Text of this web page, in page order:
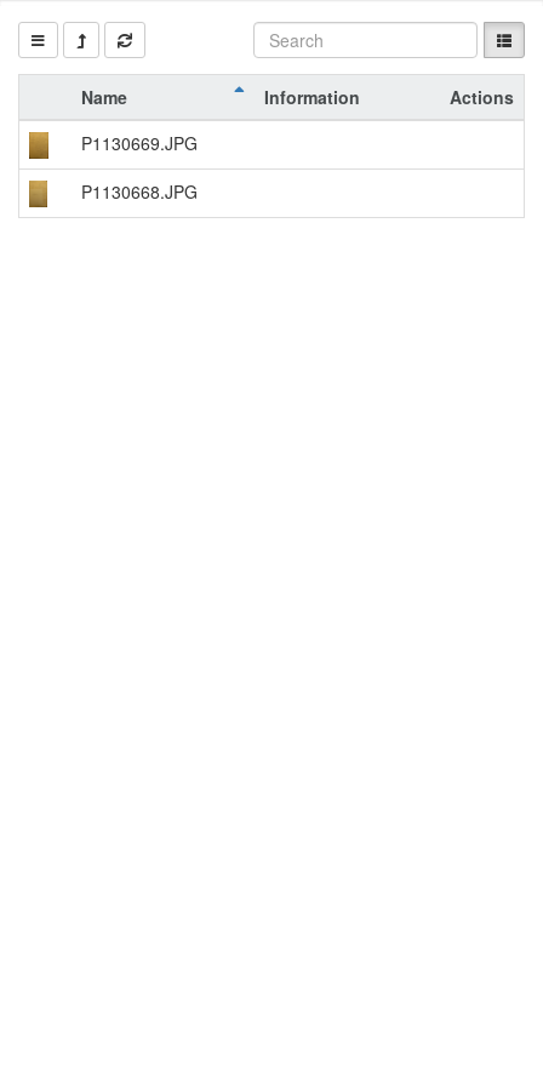
Name Information
Actions
P1130669.JPG
P1130668.JPG